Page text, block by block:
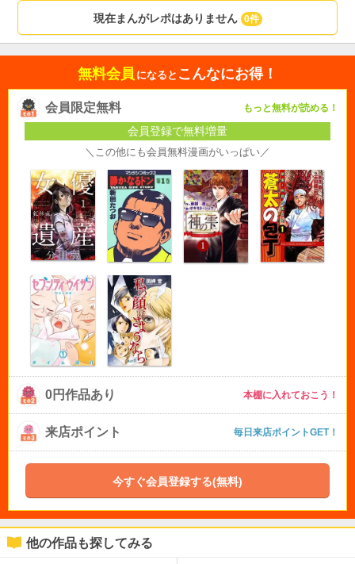
現在まんがレポはありません 0件
無料会員 になると こんなにお得！
会員限定無料 もっと無料が読める！
会員登録で無料増量
＼この他にも会員無料漫画がいっぱい／
0円作品あり 本棚に入れておこう！
来店ポイント 毎日来店ポイントGET！
今すぐ会員登録する(無料)
他の作品も探してみる